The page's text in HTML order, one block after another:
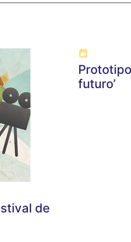
de
futuro’